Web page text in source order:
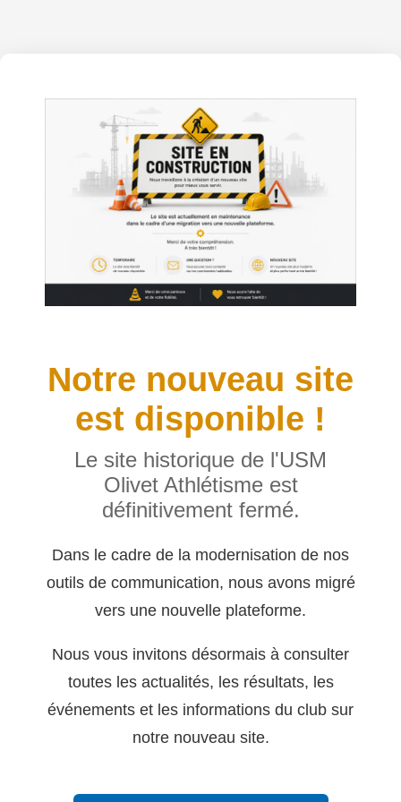
Notre nouveau site
est disponible !
Le site historique de l'USM
Olivet Athlétisme est
définitivement fermé.
Dans le cadre de la modernisation de nos
outils de communication, nous avons migré
vers une nouvelle plateforme.
Nous vous invitons désormais à consulter
toutes les actualités, les résultats, les
événements et les informations du club sur
notre nouveau site.